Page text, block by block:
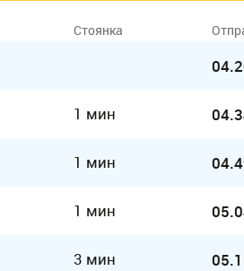
Стоянка
1 мин
1 мин
1 мин
3 мин